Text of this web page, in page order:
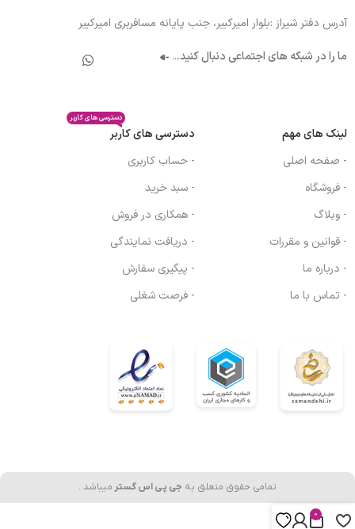
آدرس دفتر شیراز :بلوار امیرکبیر، جنب پایانه مسافربری امیرکبیر
ما را در شبکه های اجتماعی دنبال کنید...
لینک های مهم
- صفحه اصلی
- فروشگاه
- وبلاگ
- قوانین و مقررات
- درباره ما
- تماس با ما
دسترسی های کاربر
دسترسی های کاربر
- حساب کاربری
- سبد خرید
- همکاری در فروش
- دریافت نمایندگی
- پیگیری سفارش
- فرصت شغلی
تمامی حقوق متعلق به جی پی اس گستر میباشد .
0